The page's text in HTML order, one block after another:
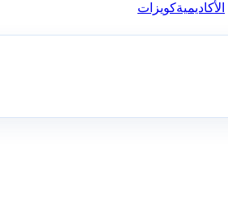
الأكاديميةكويزات